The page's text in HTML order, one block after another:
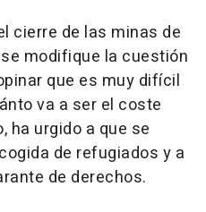
cierre de las minas de
modifique la cuestión
que es muy difícil
va a ser el coste
ha urgido a que se
de refugiados y a
de derechos.